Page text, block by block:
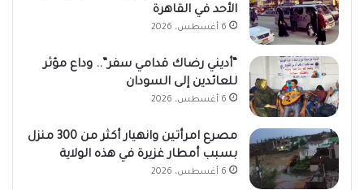
الأحد في القاهرة
6 أغسطس، 2026
“أديني رضاك قدامي سفر”.. وداع مؤثر
للعائدين إلى السودان
6 أغسطس، 2026
مصرع امرأتين وانهيار أكثر من 300 منزل
بسبب أمطار غزيرة في هذه الولاية
6 أغسطس، 2026